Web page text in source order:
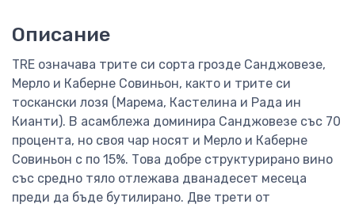
Описание
TRE означава трите си сорта грозде Санджовезе,
Мерло и Каберне Совиньон, както и трите си
тоскански лозя (Марема, Кастелина и Рада ин
Кианти). В асамблежа доминира Санджовезе със 70
процента, но своя чар носят и Мерло и Каберне
Совиньон с по 15%. Това добре структурирано вино
със средно тяло отлежава дванадесет месеца
преди да бъде бутилирано. Две трети от